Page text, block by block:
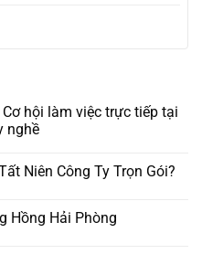
hội làm việc trực tiếp tại
nghề
Niên Công Ty Trọn Gói?
Hồng Hải Phòng